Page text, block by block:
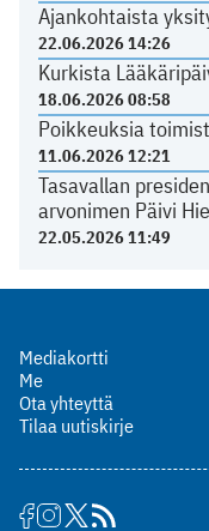
Ajankohtaista
22.06.2026 14:26
Kurkista
18.06.2026 08:58
Poikkeuksia
11.06.2026 12:21
Tasavallan
arvonimen Päivi
22.05.2026 11:49
Mediakortti
Me
Ota yhteyttä
Tilaa uutiskirje